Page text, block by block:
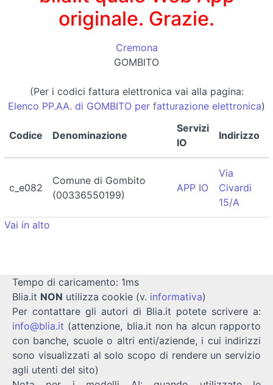
originale. Grazie.
Cremona
GOMBITO
(Per i codici fattura elettronica vai alla pagina:
Elenco PP.AA. di GOMBITO per fatturazione elettronica)
Codice Denominazione
Servizi
IO
Indirizzo
c_e082
Comune di Gombito
(00336550199)
APP IO
Via
Civardi
15/A
Vai in alto
Tempo di caricamento: 1ms
Blia.it NON utilizza cookie (v. informativa)
Per contattare gli autori di Blia.it potete scrivere a:
info@blia.it (attenzione, blia.it non ha alcun rapporto
con banche, scuole o altri enti/aziende, i cui indirizzi
sono visualizzati al solo scopo di rendere un servizio
agli utenti del sito)